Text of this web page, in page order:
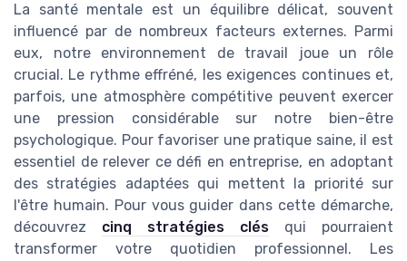
La santé mentale est un équilibre délicat, souvent
influencé par de nombreux facteurs externes. Parmi
eux, notre environnement de travail joue un rôle
crucial. Le rythme effréné, les exigences continues et,
parfois, une atmosphère compétitive peuvent exercer
une pression considérable sur notre bien-être
psychologique. Pour favoriser une pratique saine, il est
essentiel de relever ce défi en entreprise, en adoptant
des stratégies adaptées qui mettent la priorité sur
l'être humain. Pour vous guider dans cette démarche,
découvrez cinq stratégies clés qui pourraient
transformer votre quotidien professionnel. Les